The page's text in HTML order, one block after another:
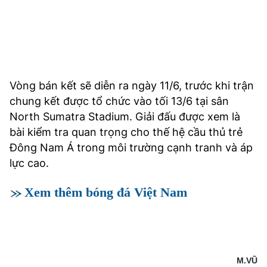
Vòng bán kết sẽ diễn ra ngày 11/6, trước khi trận
chung kết được tổ chức vào tối 13/6 tại sân
North Sumatra Stadium. Giải đấu được xem là
bài kiểm tra quan trọng cho thế hệ cầu thủ trẻ
Đông Nam Á trong môi trường cạnh tranh và áp
lực cao.
Xem thêm bóng đá Việt Nam
M.VŨ